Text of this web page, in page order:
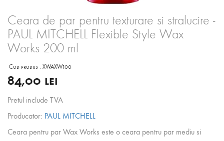
Ceara de par pentru texturare si stralucire -
PAUL MITCHELL Flexible Style Wax
Works 200 ml
Cod produs : XWAXW100
84,00 lei
Pretul include TVA
Producator: PAUL MITCHELL
Ceara pentru par Wax Works este o ceara pentru par mediu si